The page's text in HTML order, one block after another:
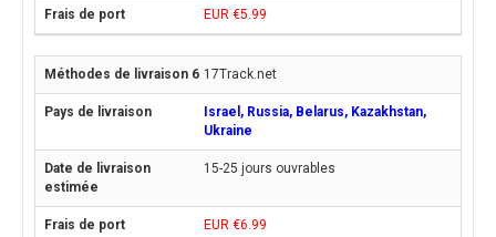
EUR €5.99
17Track.net
Israel, Russia, Belarus, Kazakhstan,
Ukraine
15-25 jours ouvrables
EUR €6.99